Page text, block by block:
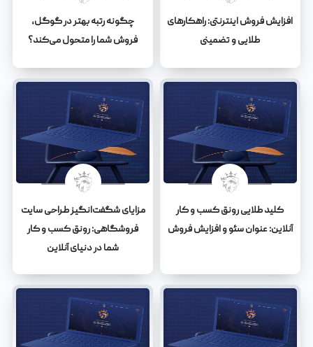
افزایش فروش اینترنتی: راهکارهای
طلایی و تضمینی
چگونه رتبه بهتر در گوگل،
فروش شما را متحول می‌کند؟
کلید طلایی رونق کسب و کار
آنلاین: عنوان سئو و افزایش فروش
مزایای شگفت‌انگیز طراحی سایت
فروشگاهی: رونق کسب و کار
شما در دنیای آنلاین